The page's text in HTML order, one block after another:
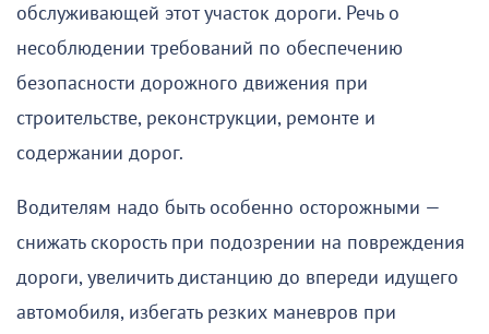
обслуживающей этот участок дороги. Речь о
несоблюдении требований по обеспечению
безопасности дорожного движения при
строительстве, реконструкции, ремонте и
содержании дорог.
Водителям надо быть особенно осторожными —
снижать скорость при подозрении на повреждения
дороги, увеличить дистанцию до впереди идущего
автомобиля, избегать резких маневров при